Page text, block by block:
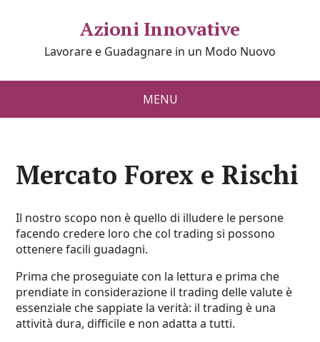
Azioni Innovative
Lavorare e Guadagnare in un Modo Nuovo
MENU
Mercato Forex e Rischi
Il nostro scopo non è quello di illudere le persone
facendo credere loro che col trading si possono
ottenere facili guadagni.
Prima che proseguiate con la lettura e prima che
prendiate in considerazione il trading delle valute è
essenziale che sappiate la verità: il trading è una
attività dura, difficile e non adatta a tutti.